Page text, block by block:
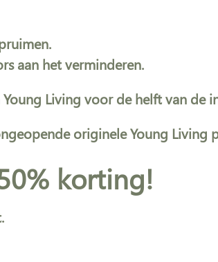
aan het verminderen.
Living voor de helft van de
originele Young Living
korting!